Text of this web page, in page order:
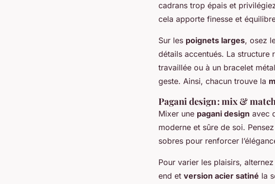
cadrans trop épais et
cela apporte finesse et
Sur les poignets larges, osez
détails accentués. La structure
travaillée ou à un bracelet
geste. Ainsi, chacun trouve la
Pagani design : mix &
Mixer une pagani design avec
moderne et sûre de soi.
sobres pour renforcer
Pour varier les plaisirs,
end et version acier satiné la